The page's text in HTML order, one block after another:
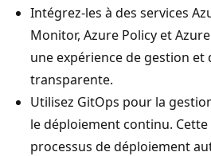
Intégrez-les à des services
Monitor, Azure Policy et
une expérience de gestion et
transparente.
Utilisez GitOps pour la
le déploiement continu.
processus de déploiement